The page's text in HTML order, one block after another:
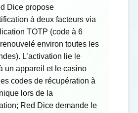
Dice propose
à deux facteurs via
TOTP (code à 6
environ toutes les
L’activation lie le
un appareil et le casino
codes de récupération à
lors de la
Red Dice demande le